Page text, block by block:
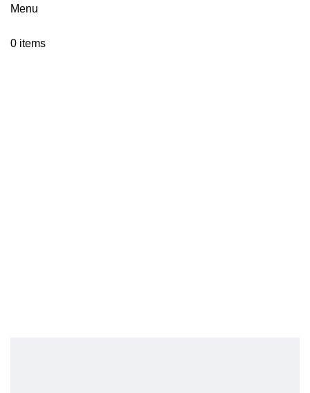
Menu
0 items